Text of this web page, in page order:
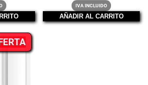
era:
701,80 €.
actual
es:
586,85 €.
era:
235,95 €.
actual
es:
IVA INCLUIDO
AÑADIR AL CARRITO
PRODUCTO
EN